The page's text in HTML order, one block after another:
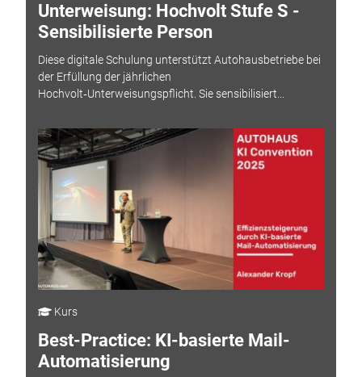
Unterweisung: Hochvolt Stufe S -
Sensibilisierte Person
Diese digitale Schulung unterstützt Autohausbetriebe bei
der Erfüllung der jährlichen
Hochvolt‑Unterweisungspflicht. Sie sensibilisiert...
Kurs
Best-Practice: KI-basierte Mail-
Automatisierung